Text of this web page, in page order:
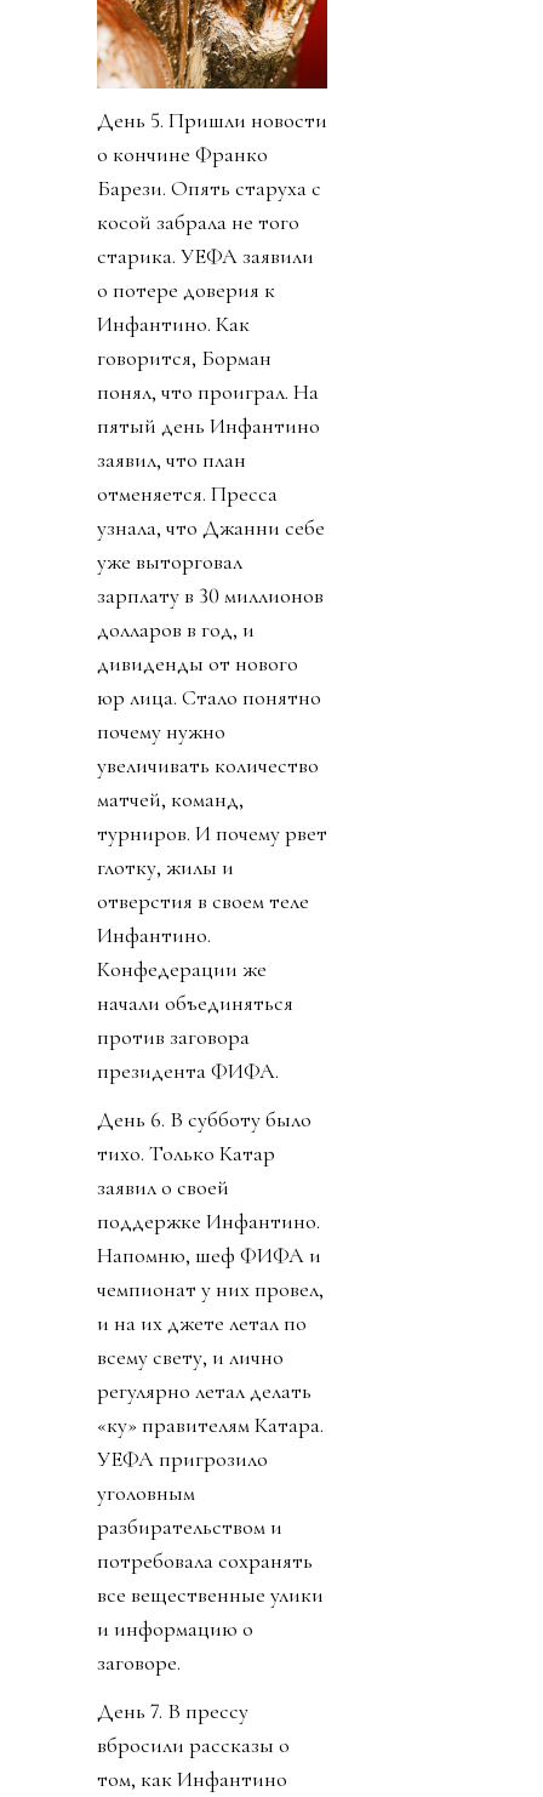
День 5. Пришли новости
о кончине Франко
Барези. Опять старуха с
косой забрала не того
старика. УЕФА заявили
о потере доверия к
Инфантино. Как
говорится, Борман
понял, что проиграл. На
пятый день Инфантино
заявил, что план
отменяется. Пресса
узнала, что Джанни себе
уже выторговал
зарплату в 30 миллионов
долларов в год, и
дивиденды от нового
юр лица. Стало понятно
почему нужно
увеличивать количество
матчей, команд,
турниров. И почему рвет
глотку, жилы и
отверстия в своем теле
Инфантино.
Конфедерации же
начали объединяться
против заговора
президента ФИФА.
День 6. В субботу было
тихо. Только Катар
заявил о своей
поддержке Инфантино.
Напомню, шеф ФИФА и
чемпионат у них провел,
и на их джете летал по
всему свету, и лично
регулярно летал делать
«ку» правителям Катара.
УЕФА пригрозило
уголовным
разбирательством и
потребовала сохранять
все вещественные улики
и информацию о
заговоре.
День 7. В прессу
вбросили рассказы о
том, как Инфантино